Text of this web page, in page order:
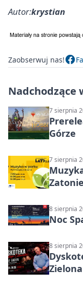
Autor:krystian
Zaobserwuj nas!
Nadchodzące
7 sierpnia
Górze
7 sierpnia
8 sierpnia
Noc
8 sierpnia